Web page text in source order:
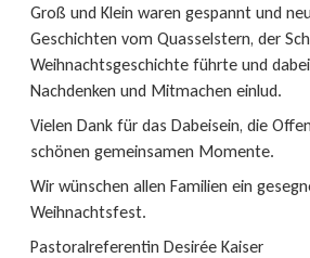
Groß und Klein waren gespannt und
Geschichten vom Quasselstern, der
Weihnachtsgeschichte führte und
Nachdenken und Mitmachen einlud.
Vielen Dank für das Dabeisein, die
schönen gemeinsamen Momente.
Wir wünschen allen Familien ein
Weihnachtsfest.
Pastoralreferentin Desirée Kaiser